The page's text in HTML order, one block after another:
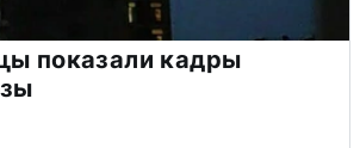
показали кадры